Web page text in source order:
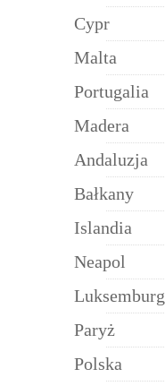
Cypr
Malta
Portugalia
Madera
Andaluzja
Bałkany
Islandia
Neapol
Luksemburg
Paryż
Polska